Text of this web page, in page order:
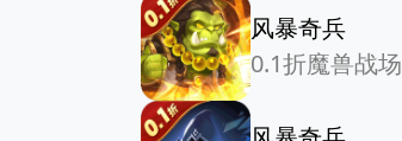
风暴奇兵
0.1折魔兽战场